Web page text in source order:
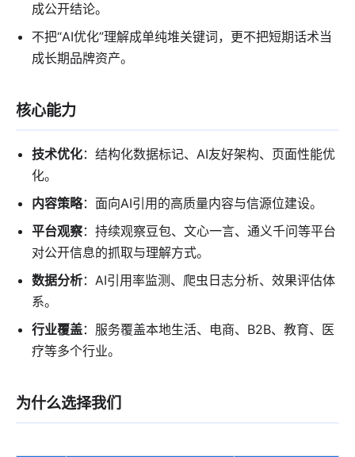
成公开结论。
不把“AI优化”理解成单纯堆关键词，更不把短期话术当
成长期品牌资产。
核心能力
技术优化：结构化数据标记、AI友好架构、页面性能优
化。
内容策略：面向AI引用的高质量内容与信源位建设。
平台观察：持续观察豆包、文心一言、通义千问等平台
对公开信息的抓取与理解方式。
数据分析：AI引用率监测、爬虫日志分析、效果评估体
系。
行业覆盖：服务覆盖本地生活、电商、B2B、教育、医
疗等多个行业。
为什么选择我们